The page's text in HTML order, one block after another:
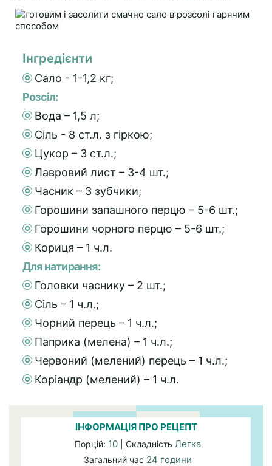
Інгредієнти
Сало - 1-1,2 кг;
Розсіл:
Вода – 1,5 л;
Сіль - 8 ст.л. з гіркою;
Цукор – 3 ст.л.;
Лавровий лист – 3-4 шт.;
Часник – 3 зубчики;
Горошини запашного перцю – 5-6 шт.;
Горошини чорного перцю – 5-6 шт.;
Кориця – 1 ч.л.
Для натирання:
Головки часнику – 2 шт.;
Сіль – 1 ч.л.;
Чорний перець – 1 ч.л.;
Паприка (мелена) – 1 ч.л.;
Червоний (мелений) перець – 1 ч.л.;
Коріандр (мелений) – 1 ч.л.
ІНФОРМАЦІЯ ПРО РЕЦЕПТ
Порцій: 10| Складність Легка
Загальний час 24 години